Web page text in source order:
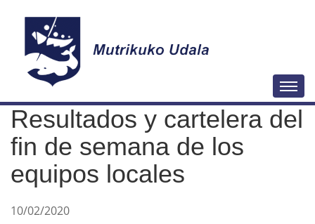
a
Resultados y cartelera del
fin de semana de los
equipos locales
10/02/2020